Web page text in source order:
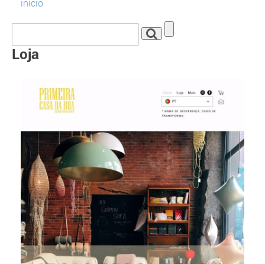
início
Loja